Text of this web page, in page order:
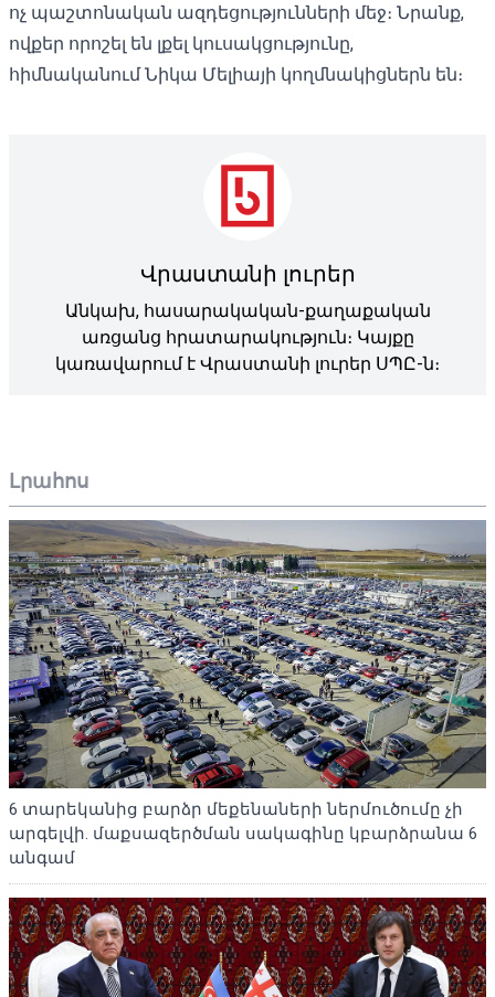
Լրահոս
6 տարեկանից բարձր մեքենաների ներմուծումը չի
արգելվի. մաքսազերծման սակագինը կբարձրանա 6
անգամ
ոչ պաշտոնական ազդեցությունների մեջ։ Նրանք,
ովքեր որոշել են լքել կուսակցությունը,
հիմնականում Նիկա Մելիայի կողմնակիցներն են։
Վրաստանի լուրեր
Անկախ, հասարակական-քաղաքական
առցանց հրատարակություն։ Կայքը
կառավարում է Վրաստանի լուրեր ՍՊԸ-ն։